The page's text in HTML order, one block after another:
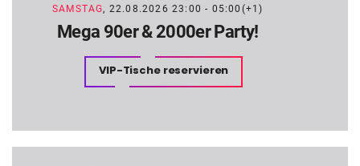
SAMSTAG, 22.08.2026 23:00 - 05:00(+1)
Mega 90er & 2000er Party!
VIP-Tische reservieren